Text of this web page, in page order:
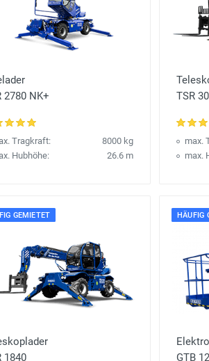
2780 NK+
Tragkraft:
8000 kg
Hubhöhe:
26.6 m
TSR
max.
max.
GEMIETET
1840
HÄUFIG
GTB